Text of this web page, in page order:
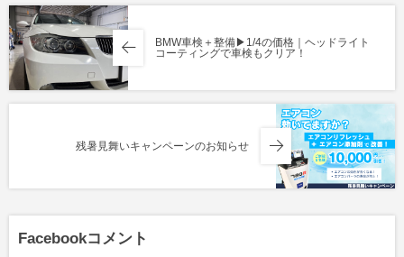
BMW車検＋整備▶︎1/4の価格｜ヘッドライト
コーティングで車検もクリア！
残暑見舞いキャンペーンのお知らせ
Facebookコメント